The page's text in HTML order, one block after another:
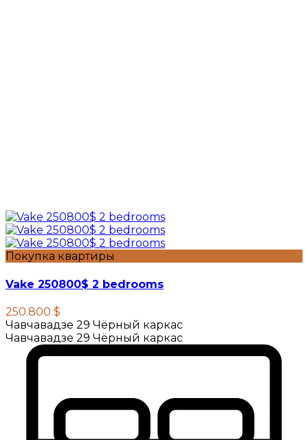
Покупка квартиры
Vake 250800$ 2 bedrooms
250.800 $
Чавчавадзе 29 Чёрный каркас
Чавчавадзе 29 Чёрный каркас